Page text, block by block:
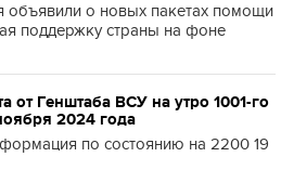
о новых пакетах помощи
поддержку страны на фоне
от Генштаба ВСУ на утро 1001-го
2024 года
по состоянию на 2200 19